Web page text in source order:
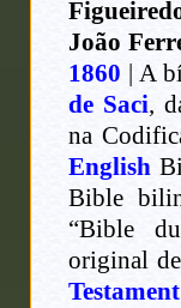
João
1860 | A
de Saci,
na
English
Bible
“Bible
original
Testament